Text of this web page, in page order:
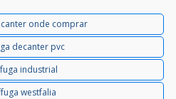
onde comprar
decanter pvc
industrial
westfalia